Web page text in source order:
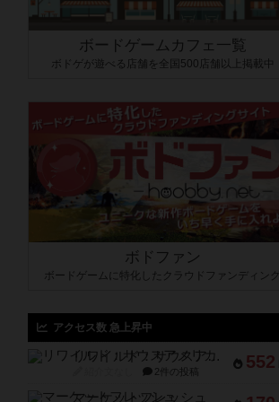
ボードゲームカフェ一覧
ボドゲが遊べる店舗を全国500店舗以上掲載中
ボドファン
ボードゲームに特化したクラウドファンディング
アクセス数 急上昇中
552
リワイルド：サウスアメリカ
2件の投稿
マーケットフレッシュ